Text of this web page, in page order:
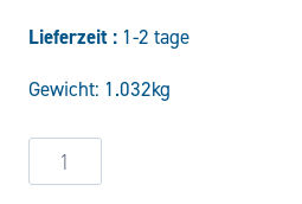
war:
57,27 €
Lieferzeit : 1-2 tage
Gewicht: 1.032kg
Entsperrbares
Rückschlagventil